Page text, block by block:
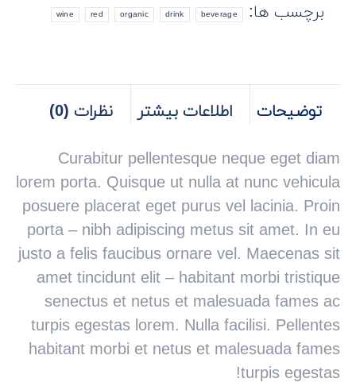
برچسب ها:
beverage
drink
organic
red
wine
توضیحات اطلاعات بیشتر نظرات (0)
Curabitur pellentesque neque eget diam
lorem porta. Quisque ut nulla at nunc vehicula
posuere placerat eget purus vel lacinia. Proin
porta – nibh adipiscing metus sit amet. In eu
justo a felis faucibus ornare vel. Maecenas sit
amet tincidunt elit – habitant morbi tristique
senectus et netus et malesuada fames ac
turpis egestas lorem. Nulla facilisi. Pellentes
habitant morbi et netus et malesuada fames
turpis egestas!